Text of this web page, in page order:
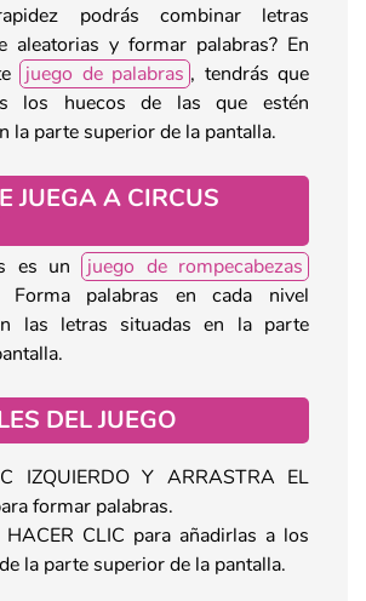
podrás combinar letras
aleatorias y formar palabras? En
juego de palabras , tendrás que
los huecos de las que estén
la parte superior de la pantalla.
JUEGA A CIRCUS
es un
juego de rompecabezas
Forma palabras en cada nivel
las letras situadas en la parte
DEL JUEGO
IZQUIERDO Y ARRASTRA EL
formar palabras.
HACER CLIC para añadirlas a los
la parte superior de la pantalla.